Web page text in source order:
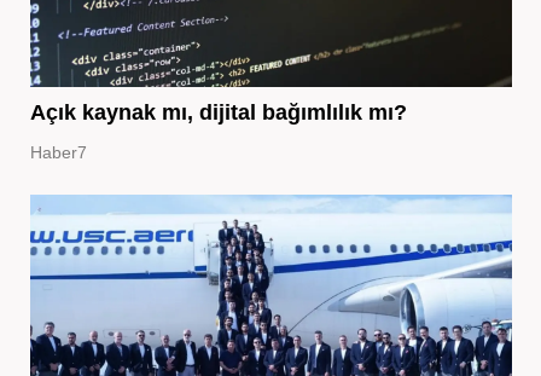
Açık kaynak mı, dijital bağımlılık mı?
Haber7